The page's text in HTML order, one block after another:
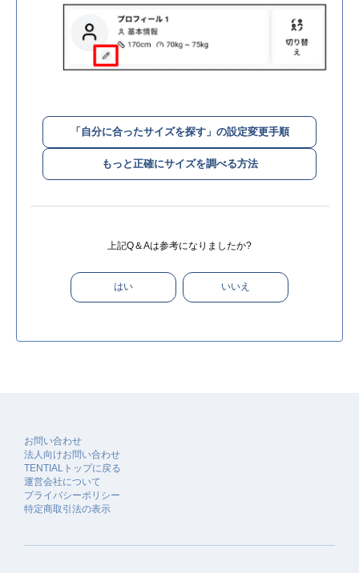
「自分に合ったサイズを探す」の設定変更手順
もっと正確にサイズを調べる方法
上記Q＆Aは参考になりましたか?
はい いいえ
お問い合わせ
法人向けお問い合わせ
TENTIALトップに戻る
運営会社について
プライバシーポリシー
特定商取引法の表示